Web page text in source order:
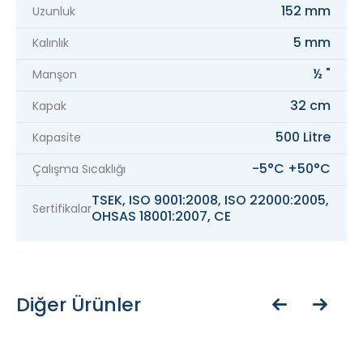
Uzunluk 152 mm
Kalınlık 5 mm
Manşon ½ "
Kapak 32 cm
Kapasite 500 Litre
Çalışma Sıcaklığı -5°C +50°C
SertifikalarTSEK, ISO 9001:2008, ISO 22000:2005,
OHSAS 18001:2007, CE
Diğer Ürünler